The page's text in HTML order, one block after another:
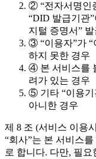
② “전자서명인
“DID 발급기관”
지털 증명서”
③ “이용자”가 “
하지 못한 경우
④ 본 서비스를
려가 있는 경우
⑤ 기타 “이용기
아니한 경우
제 8 조 (서비스 이용
“회사”는 본 서비스
로 합니다. 다만, 필